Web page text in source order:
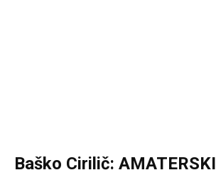
Baško Cirilič: AMATERSKI